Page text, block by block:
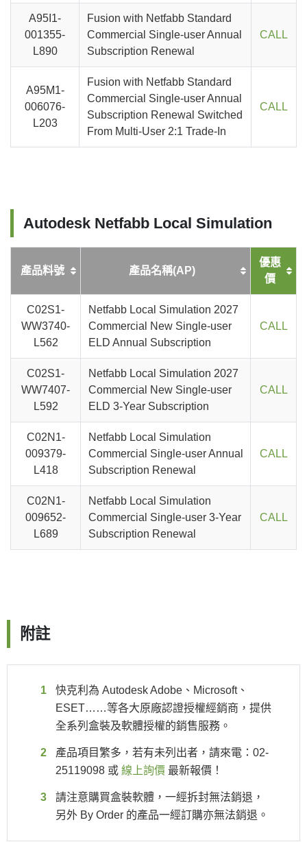
A95I1-
001355-
L890
Fusion with Netfabb Standard
Commercial Single-user Annual
Subscription Renewal
CALL
A95M1-
006076-
L203
Fusion with Netfabb Standard
Commercial Single-user Annual
Subscription Renewal Switched
From Multi-User 2:1 Trade-In
CALL
Autodesk Netfabb Local Simulation
產品料號 產品名稱(AP)
優惠
價
C02S1-
WW3740-
L562
Netfabb Local Simulation 2027
Commercial New Single-user
ELD Annual Subscription
CALL
C02S1-
WW7407-
L592
Netfabb Local Simulation 2027
Commercial New Single-user
ELD 3-Year Subscription
CALL
C02N1-
009379-
L418
Netfabb Local Simulation
Commercial Single-user Annual
Subscription Renewal
CALL
C02N1-
009652-
L689
Netfabb Local Simulation
Commercial Single-user 3-Year
Subscription Renewal
CALL
附註
快克利為 Autodesk Adobe、Microsoft、
ESET……等各大原廠認證授權經銷商，提供
全系列盒裝及軟體授權的銷售服務。
產品項目繁多，若有未列出者，請來電：02-
25119098 或 線上詢價 最新報價！
請注意購買盒裝軟體，一經拆封無法銷退，
另外 By Order 的產品一經訂購亦無法銷退。